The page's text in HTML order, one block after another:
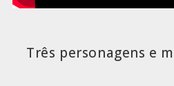
Três personagens e